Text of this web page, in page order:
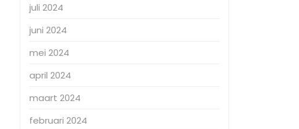
juli 2024
juni 2024
mei 2024
april 2024
maart 2024
februari 2024